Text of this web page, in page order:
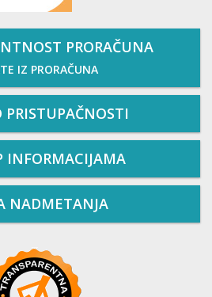
PRORAČUNA
IZ PRORAČUNA
PRISTUPAČNOSTI
INFORMACIJAMA
NADMETANJA